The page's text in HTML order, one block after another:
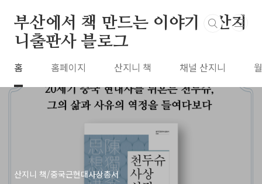
부산에서 책 만드는 이야기 : 산지
니출판사 블로그
홈 홈페이지 산지니 책 채널 산지니
산지니 책/중국근현대사상총서